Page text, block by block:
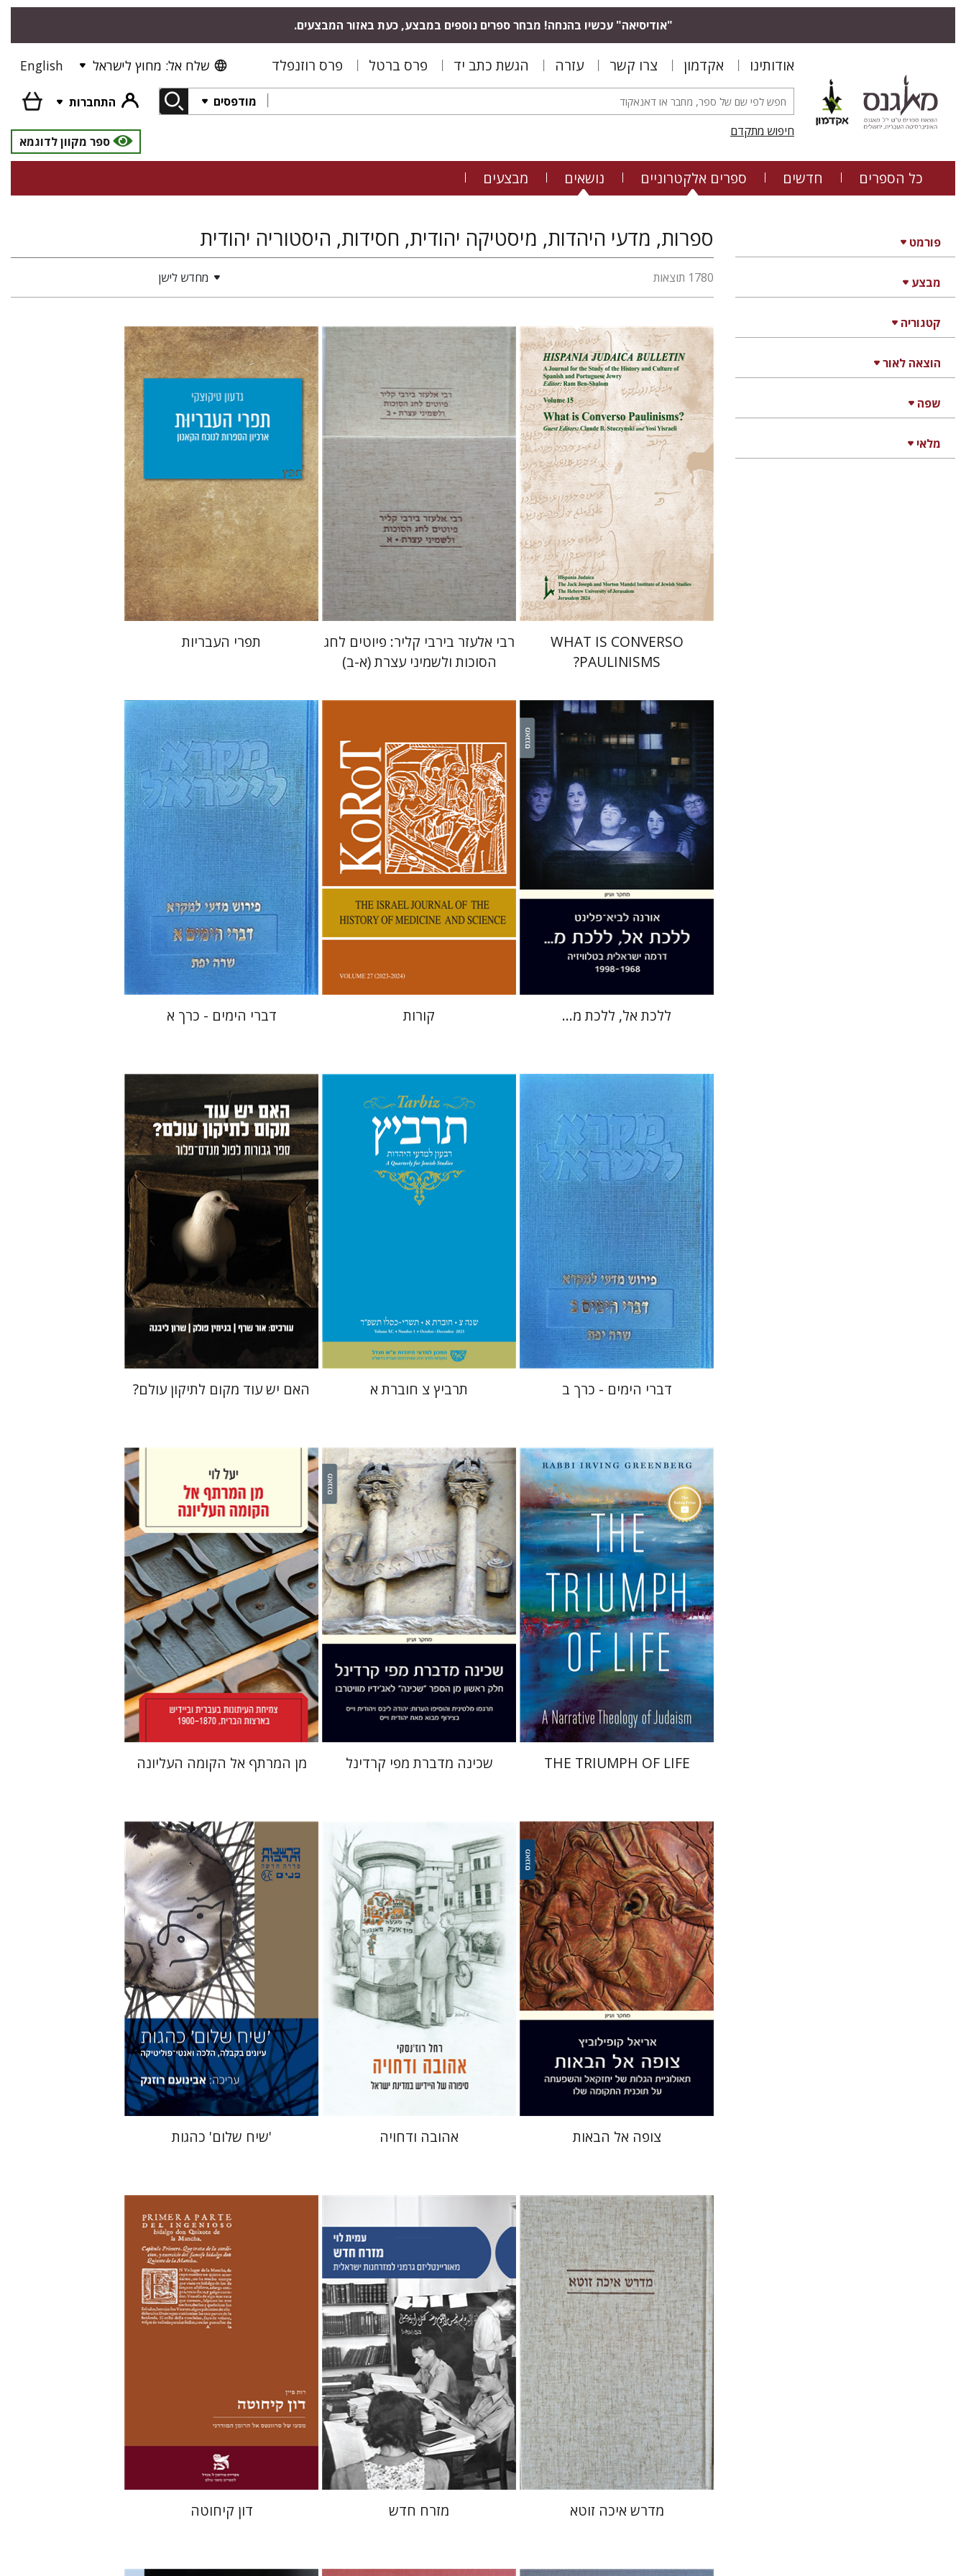
"אודיסיאה" עכשיו בהנחה! מבחר ספרים נוספים במבצע, כעת באזור המבצעים.
אודותינו אקדמון צרו קשר עזרה הגשת כתב יד פרס ברטל פרס רוזנפלד שלח אל: מחוץ לישראל English
מודפסים
התחברות
חיפוש מתקדם
ספר מקוון לדוגמא
כל הספרים חדשים ספרים אלקטרוניים נושאים מבצעים
פורמט
מבצע
קטגוריה
הוצאה לאור
שפה
מלאי
ספרות, מדעי היהדות, מיסטיקה יהודית, חסידות, היסטוריה יהודית
1780 תוצאות מחדש לישן
רם בן-שלום
הנחת אתר ספר מודפס
$35
$32
WHAT IS CONVERSO
PAULINISMS?
שולמית אליצור
הנחת אתר ספר מודפס
$125
$112
רבי אלעזר בירבי קליר: פיוטים לחג
הסוכות ולשמיני עצרת (א-ב)
גדעון טיקוצקי
הנחת אתר ספר מודפס
$28
$25
תפרי העבריות
אורנה לביא-פלינט
הנחת אתר ספר מודפס
$42
$38
ללכת אל, ללכת מ...
קנת קולינס
הנחת אתר ספר מודפס
קורות
שרה יפת
הנחת אתר ספר מודפס
$53
$48
דברי הימים - כרך א
שרה יפת
הנחת אתר ספר מודפס
דברי הימים - כרך ב
מיכאל סיגל יהונתן גארב
$31
$28
תרביץ צ חוברת א
שרון ליבנה בנימין פולק אור שרף
הנחת אתר ספר מודפס
$40
$36
האם יש עוד מקום לתיקון עולם?
Irving (Yitz) Greenberg
הנחת אתר ספר מודפס
$35
$32
THE TRIUMPH OF LIFE
יהודה ליבס יהודה ליבס
יהודית
וייס
יהודית וייס
הנחת אתר ספר מודפס
$46
$41
שכינה מדברת מפי קרדינל
יעל לוי
הנחת אתר ספר מודפס
$42
$38
מן המרתף אל הקומה העליונה
אריאל קופילוביץ
הנחת אתר ספר מודפס
$46
$41
צופה אל הבאות
רחל רוז'נסקי
דוד בן-נחום
הנחת אתר ספר מודפס
$46
אהובה ודחויה
אבינועם רוזנק
הנחת אתר ספר מודפס
$46
$41
'שיח שלום' כהגות
ענת רייזל נקר
הנחת אתר ספר מודפס
$46
$41
מדרש איכה זוטא
הנחת אתר ספר מודפס
$42
$38
מזרח חדש
הנחת אתר ספר מודפס
$31
$28
דון קיחוטה